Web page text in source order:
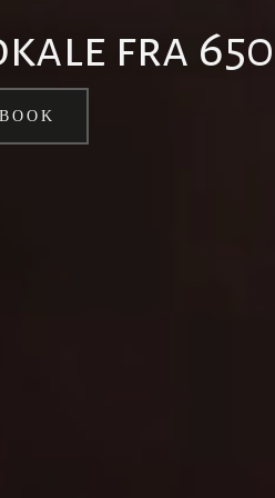
fra
BOOK